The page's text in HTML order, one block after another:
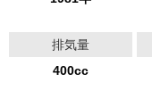
排気量
400cc